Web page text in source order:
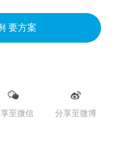
要方案
至微信 分享至微博